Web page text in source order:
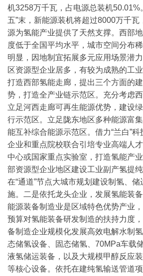
机3258万千瓦，占电源总装机50.01%
五”末，新能源装机将超过8000万千瓦
源为氢能产业提供了天然支撑。 西部
度低于全国平均水平，城市空间分布
明显，因地制宜拓展多元应用场景潜
区资源型企业居多，有较为成熟的工
打造西部氢能走廊，提出三个方面的建
势，打造全产业链示范区。充分考虑
立足河西走廊可再生能源优势，建设
行示范区。立足陇东地区多种能源富
能互补综合能源示范区。 借力“兰白”
企业和重点院校联合引培专业高端人
中心或国家重点实验室，打造氢能产
部资源型企业地区建设工业副产氢提
在“通道”节点大城市规划建设制氢、
施。
二是依托龙头企业，发展氢能装
能源装备制造业是区域特色优势产业
预算对氢能装备研发制造的扶持力度
备制造企业规模化发展高效电解水制
态储氢设备、固态储氢、70MPa车载
液氢储运装备，以及大规模甲醇反应
等核心设备。 依托在建纯氢输送管道